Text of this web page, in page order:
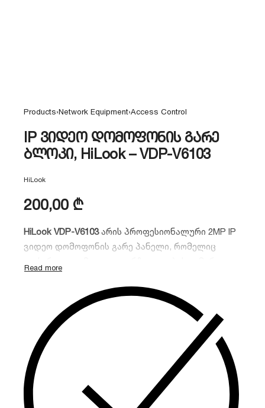
Products›Network Equipment›Access Control
IP ვიდეო დომოფონის გარე
ბლოკი, HiLook – VDP-V6103
HiLook
200,00 ₾
HiLook VDP-V6103არის პროფესიონალური 2MP IP
ვიდეო დომოფონის გარე პანელი, რომელიც
IC ბარათის წამკითხველი, ორმხრივი აუდიო
კავშირი და PoEკვების მხარდაჭერა. მისი
ნალექგამძლე კორპუსი (
) უზრუნველყოფს
სტაბილურ მუშაობას ნებისმიერ კლიმატურ
პირობებში.